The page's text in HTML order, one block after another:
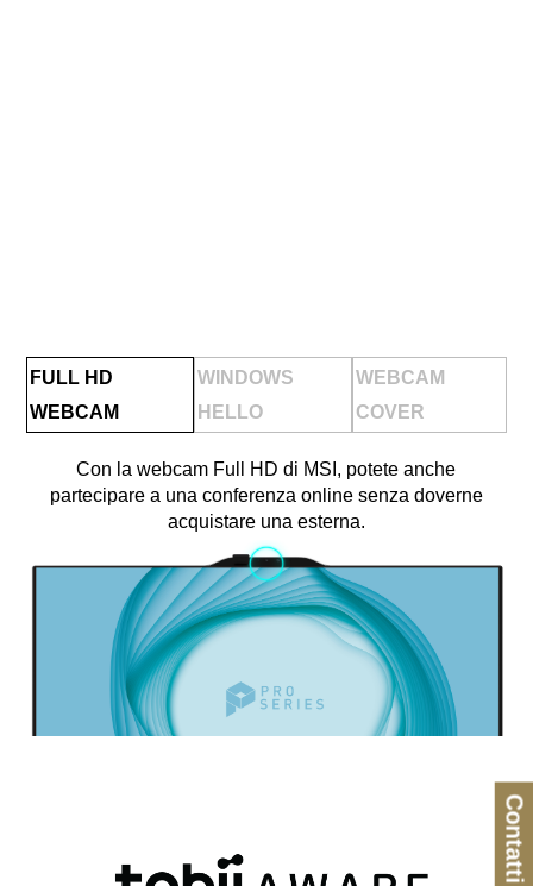
FULL HD
WEBCAM
WINDOWS
HELLO
WEBCAM
COVER
Con la webcam Full HD di MSI, potete anche
partecipare a una conferenza online senza doverne
acquistare una esterna.
Contatti